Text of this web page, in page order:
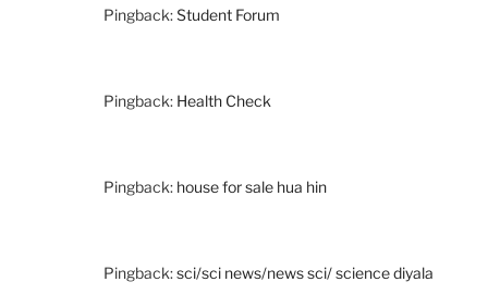
Pingback:Student Forum
Pingback: Health Check
Pingback: house for sale hua hin
Pingback:sci/sci news/news sci/ science diyala